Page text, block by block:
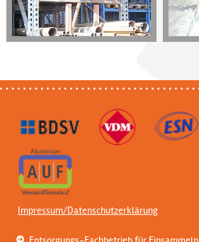
Impressum/Datenschutzerklärung